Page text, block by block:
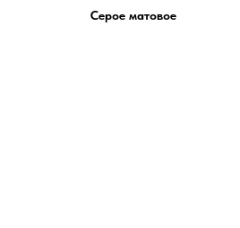
Серое матовое